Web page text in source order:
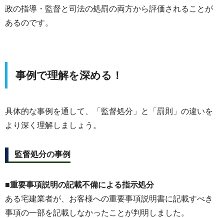
政の指導・監督と司法の処罰の両方から評価されることが
あるのです。
事例で理解を深める！
具体的な事例を通して、「監督処分」と「罰則」の違いを
より深く理解しましょう。
監督処分の事例
■重要事項説明の記載不備による指示処分
ある宅建業者が、お客様への重要事項説明書に記載すべき
事項の一部を記載しなかったことが判明しました。